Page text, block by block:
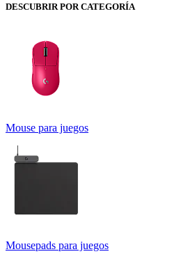
DESCUBRIR POR CATEGORÍA
Mouse para juegos
Mousepads para juegos